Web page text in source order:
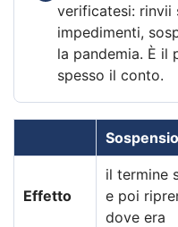
verificatesi: rinvii
impedimenti,
la pandemia. È il
spesso il conto.
Effetto
il termine
e poi
dove era